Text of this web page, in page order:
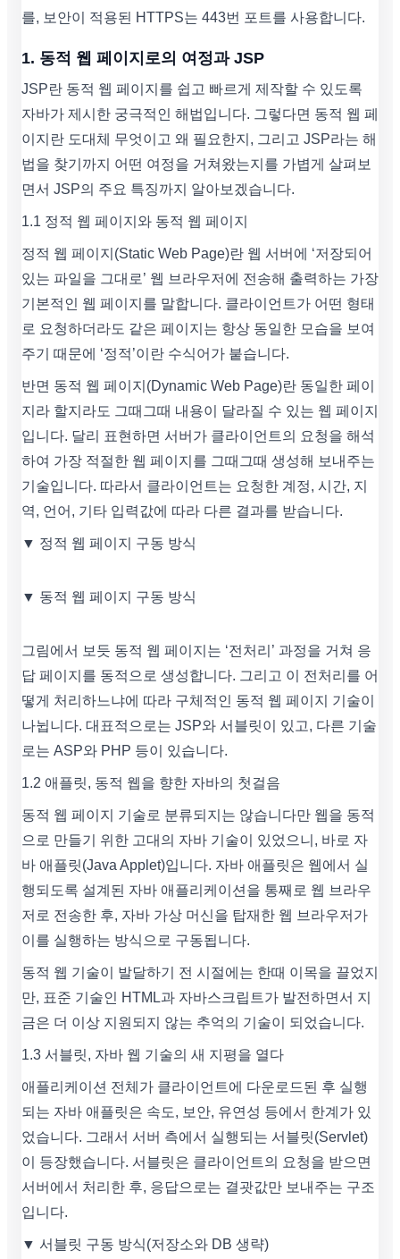
를, 보안이 적용된 HTTPS는 443번 포트를 사용합니다.
1. 동적 웹 페이지로의 여정과 JSP
JSP란 동적 웹 페이지를 쉽고 빠르게 제작할 수 있도록
자바가 제시한 궁극적인 해법입니다. 그렇다면 동적 웹 페
이지란 도대체 무엇이고 왜 필요한지, 그리고 JSP라는 해
법을 찾기까지 어떤 여정을 거쳐왔는지를 가볍게 살펴보
면서 JSP의 주요 특징까지 알아보겠습니다.
1.1 정적 웹 페이지와 동적 웹 페이지
정적 웹 페이지(Static Web Page)란 웹 서버에 ‘저장되어
있는 파일을 그대로’ 웹 브라우저에 전송해 출력하는 가장
기본적인 웹 페이지를 말합니다. 클라이언트가 어떤 형태
로 요청하더라도 같은 페이지는 항상 동일한 모습을 보여
주기 때문에 ‘정적’이란 수식어가 붙습니다.
반면 동적 웹 페이지(Dynamic Web Page)란 동일한 페이
지라 할지라도 그때그때 내용이 달라질 수 있는 웹 페이지
입니다. 달리 표현하면 서버가 클라이언트의 요청을 해석
하여 가장 적절한 웹 페이지를 그때그때 생성해 보내주는
기술입니다. 따라서 클라이언트는 요청한 계정, 시간, 지
역, 언어, 기타 입력값에 따라 다른 결과를 받습니다.
▼ 정적 웹 페이지 구동 방식
▼ 동적 웹 페이지 구동 방식
그림에서 보듯 동적 웹 페이지는 ‘전처리’ 과정을 거쳐 응
답 페이지를 동적으로 생성합니다. 그리고 이 전처리를 어
떻게 처리하느냐에 따라 구체적인 동적 웹 페이지 기술이
나뉩니다. 대표적으로는 JSP와 서블릿이 있고, 다른 기술
로는 ASP와 PHP 등이 있습니다.
1.2 애플릿, 동적 웹을 향한 자바의 첫걸음
동적 웹 페이지 기술로 분류되지는 않습니다만 웹을 동적
으로 만들기 위한 고대의 자바 기술이 있었으니, 바로 자
바 애플릿(Java Applet)입니다. 자바 애플릿은 웹에서 실
행되도록 설계된 자바 애플리케이션을 통째로 웹 브라우
저로 전송한 후, 자바 가상 머신을 탑재한 웹 브라우저가
이를 실행하는 방식으로 구동됩니다.
동적 웹 기술이 발달하기 전 시절에는 한때 이목을 끌었지
만, 표준 기술인 HTML과 자바스크립트가 발전하면서 지
금은 더 이상 지원되지 않는 추억의 기술이 되었습니다.
1.3 서블릿, 자바 웹 기술의 새 지평을 열다
애플리케이션 전체가 클라이언트에 다운로드된 후 실행
되는 자바 애플릿은 속도, 보안, 유연성 등에서 한계가 있
었습니다. 그래서 서버 측에서 실행되는 서블릿(Servlet)
이 등장했습니다. 서블릿은 클라이언트의 요청을 받으면
서버에서 처리한 후, 응답으로는 결괏값만 보내주는 구조
입니다.
▼ 서블릿 구동 방식(저장소와 DB 생략)